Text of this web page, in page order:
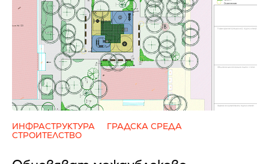
ИНФРАСТРУКТУРА
ГРАДСКА СРЕДА
СТРОИТЕЛСТВО